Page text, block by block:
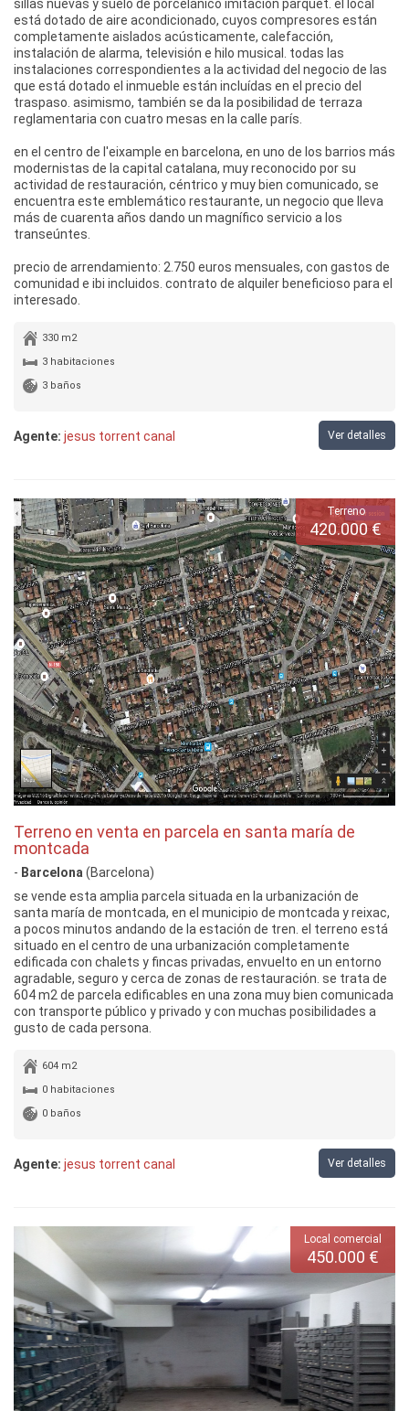
sillas nuevas y suelo de porcelánico imitación parquet. el local
está dotado de aire acondicionado, cuyos compresores están
completamente aislados acústicamente, calefacción,
instalación de alarma, televisión e hilo musical. todas las
instalaciones correspondientes a la actividad del negocio de las
que está dotado el inmueble están incluídas en el precio del
traspaso. asimismo, también se da la posibilidad de terraza
reglamentaria con cuatro mesas en la calle parís.
en el centro de l'eixample en barcelona, en uno de los barrios más
modernistas de la capital catalana, muy reconocido por su
actividad de restauración, céntrico y muy bien comunicado, se
encuentra este emblemático restaurante, un negocio que lleva
más de cuarenta años dando un magnífico servicio a los
transeúntes.
precio de arrendamiento: 2.750 euros mensuales, con gastos de
comunidad e ibi incluidos. contrato de alquiler beneficioso para el
interesado.
330 m2
3 habitaciones
3 baños
Agente: jesus torrent canal Ver detalles
Terreno
420.000 €
Terreno en venta en parcela en santa maría de
montcada
- Barcelona (Barcelona)
se vende esta amplia parcela situada en la urbanización de
santa maría de montcada, en el municipio de montcada y reixac,
a pocos minutos andando de la estación de tren. el terreno está
situado en el centro de una urbanización completamente
edificada con chalets y fincas privadas, envuelto en un entorno
agradable, seguro y cerca de zonas de restauración. se trata de
604 m2 de parcela edificables en una zona muy bien comunicada
con transporte público y privado y con muchas posibilidades a
gusto de cada persona.
604 m2
0 habitaciones
0 baños
Agente: jesus torrent canal Ver detalles
Local comercial
450.000 €